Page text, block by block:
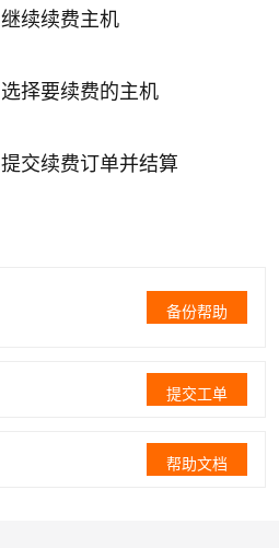
继续续费主机
选择要续费的主机
提交续费订单并结算
备份帮助
提交工单
帮助文档